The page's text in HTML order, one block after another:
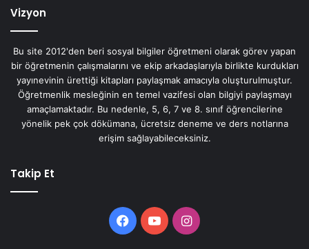
Vizyon
Bu site 2012'den beri sosyal bilgiler öğretmeni olarak görev yapan
bir öğretmenin çalışmalarını ve ekip arkadaşlarıyla birlikte kurdukları
yayınevinin ürettiği kitapları paylaşmak amacıyla oluşturulmuştur.
Öğretmenlik mesleğinin en temel vazifesi olan bilgiyi paylaşmayı
amaçlamaktadır. Bu nedenle, 5, 6, 7 ve 8. sınıf öğrencilerine
yönelik pek çok dökümana, ücretsiz deneme ve ders notlarına
erişim sağlayabileceksiniz.
Takip Et
Facebook
YouTubeInstagram